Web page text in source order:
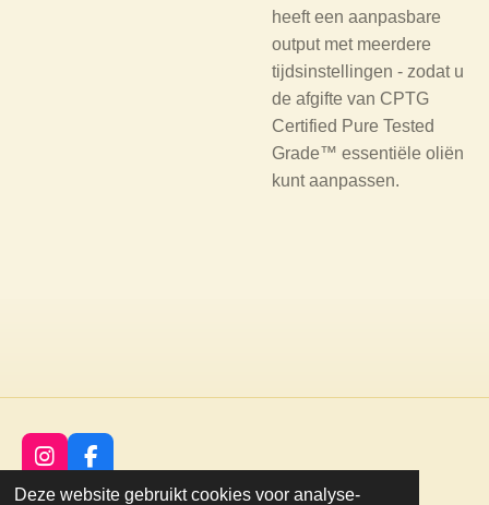
Deze website gebruikt cookies voor analyse-
heeft een aanpasbare
output met meerdere
tijdsinstellingen - zodat u
de afgifte van CPTG
Certified Pure Tested
Grade™ essentiële oliën
kunt aanpassen.
I
F
©2021 natuurlijk voor mij